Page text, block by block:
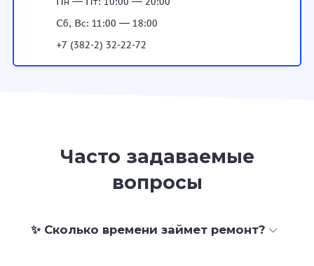
Сб, Вс: 11:00 — 18:00
+7 (382-2) 32-22-72
Часто задаваемые
вопросы
✨ Сколько времени займет ремонт?